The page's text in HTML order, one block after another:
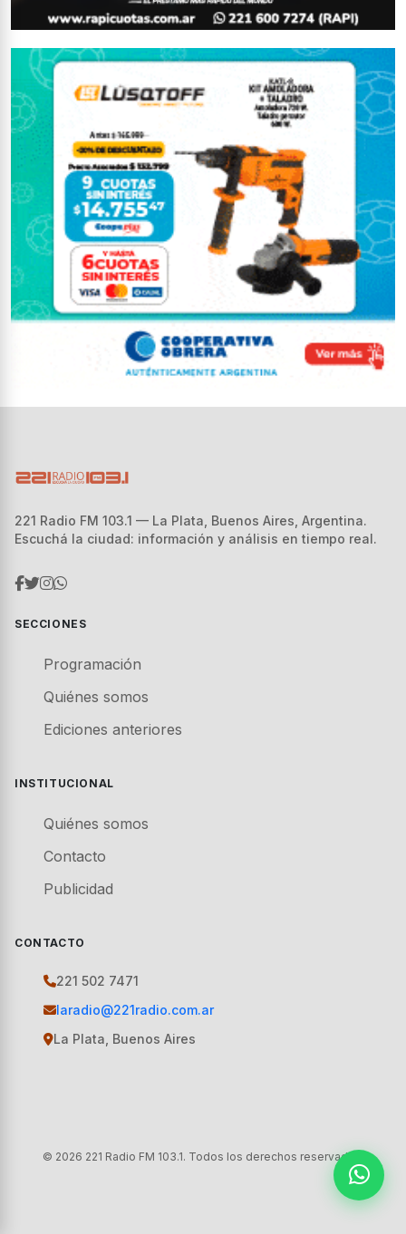
221 Radio FM 103.1 — La Plata, Buenos Aires, Argentina.
Escuchá la ciudad: información y análisis en tiempo real.
SECCIONES
Programación
Quiénes somos
Ediciones anteriores
INSTITUCIONAL
Quiénes somos
Contacto
Publicidad
CONTACTO
221 502 7471
laradio@221radio.com.ar
La Plata, Buenos Aires
© 2026 221 Radio FM 103.1. Todos los derechos reservados.